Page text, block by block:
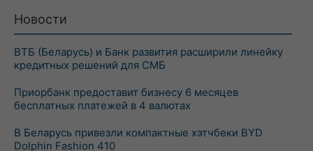
Новости
ВТБ (Беларусь) и Банк развития расширили линейку
кредитных решений для СМБ
Приорбанк предоставит бизнесу 6 месяцев
бесплатных платежей в 4 валютах
В Беларусь привезли компактные хэтчбеки BYD
Dolphin Fashion 410